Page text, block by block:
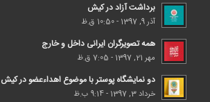
برداشت آزاد در کیش
آذر 9, 1397 - 10:50 ق.ظ
همه تصویرگران ایرانی داخل و خارج
مهر 21, 1397 - 7:05 ق.ظ
دو نمایشگاه پوستر با موضوع اهداء‌عضو در کیش
خرداد 3, 1397 - 9:14 ب.ظ